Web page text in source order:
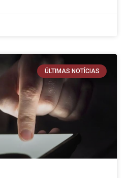
ÚLTIMAS NOTÍCIAS